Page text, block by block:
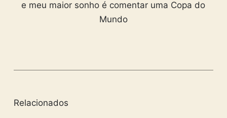
e meu maior sonho é comentar uma Copa do
Mundo
Relacionados